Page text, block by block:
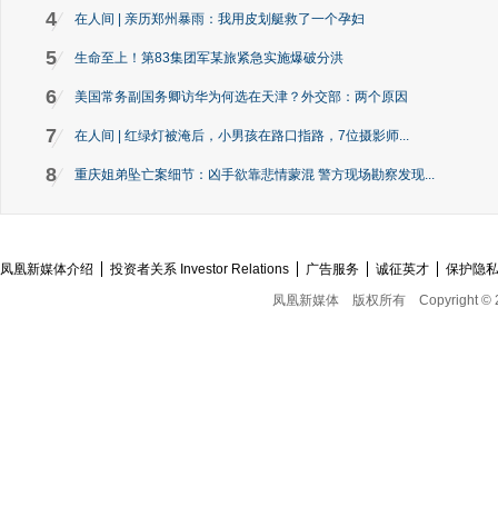
4 在人间 | 亲历郑州暴雨：我用皮划艇救了一个孕妇
5 生命至上！第83集团军某旅紧急实施爆破分洪
6 美国常务副国务卿访华为何选在天津？外交部：两个原因
7 在人间 | 红绿灯被淹后，小男孩在路口指路，7位摄影师...
8 重庆姐弟坠亡案细节：凶手欲靠悲情蒙混 警方现场勘察发现...
凤凰新媒体介绍 投资者关系 Investor Relations 广告服务 诚征英才
保护隐
凤凰新媒体
版权所有 Copyright ©